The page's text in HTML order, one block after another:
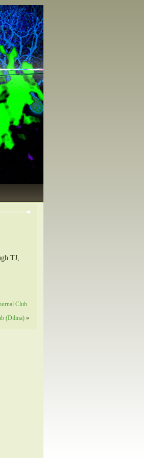
TJ,
Club
(Dilina)»